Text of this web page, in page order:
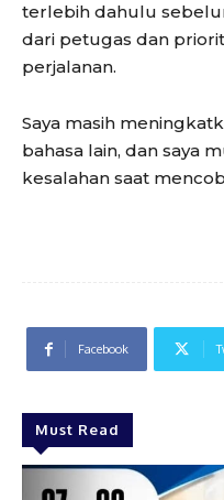
terlebih dahulu
dari petugas dan
perjalanan.
Saya masih
bahasa lain, dan saya
kesalahan saat
Facebook
Must Read